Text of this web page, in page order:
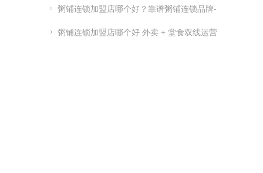
指南-粥员外加盟官网
粥铺连锁加盟店哪个好？靠谱粥铺连锁品牌-
实力供应链 + 总部扶持
粥铺连锁加盟店哪个好 外卖 + 堂食双线运营